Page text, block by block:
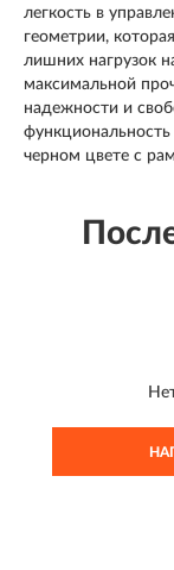
легкость в
геометрии,
лишних нагрузок
максимальной
надежности и
черном цвете с